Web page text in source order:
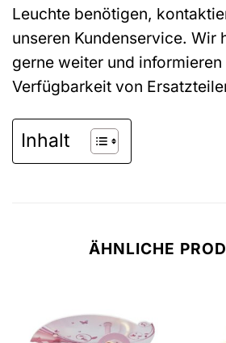
Leuchte benötigen,
unseren Kundenservice. Wir
gerne weiter und
Verfügbarkeit von
Inhalt
ÄHNLICHE